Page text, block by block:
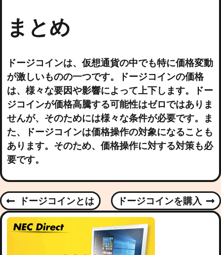
まとめ
ドージコインは、仮想通貨の中でも特に価格変動
が激しいものの一つです。ドージコインの価格
は、様々な要因や影響によって上下します。ドー
ジコインが価格高騰する可能性はゼロではありま
せんが、そのためには様々な条件が必要です。ま
た、ドージコインは価格操作の対象になることも
あります。そのため、価格操作に対する対策も必
要です。
P
O
P
R
ドージコインとは
N
E
X
T
P
ドージコインを購入